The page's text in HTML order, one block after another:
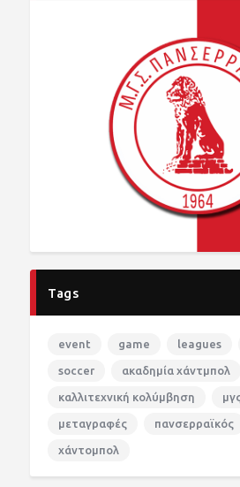
Tags
event game leagues
soccer ακαδημία χάντμπολ
καλλιτεχνική κολύμβηση
μεταγραφές πανσερραϊκός
χάντομπολ